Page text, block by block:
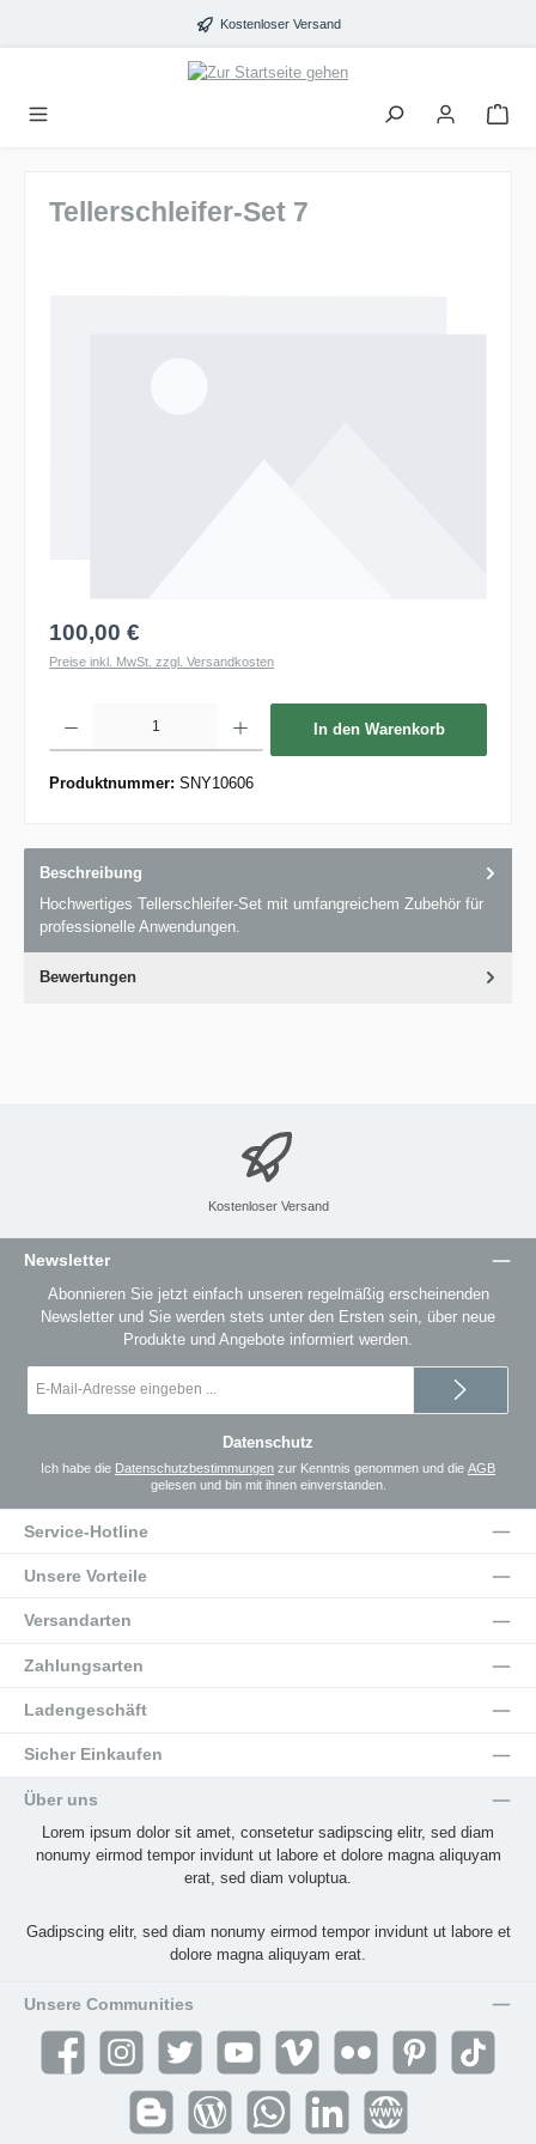
Kostenloser Versand
Tellerschleifer-Set 7
100,00 €
Preise inkl. MwSt. zzgl. Versandkosten
In den Warenkorb
Produktnummer: SNY10606
Beschreibung
Hochwertiges Tellerschleifer-Set mit umfangreichem Zubehör für
professionelle Anwendungen.
Bewertungen
Kostenloser Versand
Newsletter
Abonnieren Sie jetzt einfach unseren regelmäßig erscheinenden
Newsletter und Sie werden stets unter den Ersten sein, über neue
Produkte und Angebote informiert werden.
Mail-
Datenschutz
Ich habe die Datenschutzbestimmungen zur Kenntnis genommen und die AGB
gelesen und bin mit ihnen einverstanden.
Service-Hotline
Unsere Vorteile
Versandarten
Zahlungsarten
Ladengeschäft
Sicher Einkaufen
Über uns
Lorem ipsum dolor sit amet, consetetur sadipscing elitr, sed diam
nonumy eirmod tempor invidunt ut labore et dolore magna aliquyam
erat, sed diam voluptua.
Gadipscing elitr, sed diam nonumy eirmod tempor invidunt ut labore et
dolore magna aliquyam erat.
Unsere Communities
Facebook Instagram Twitter YouTube Vimeo Flickr Pinterest TikTok
Blogger Blog WhatsApp Website